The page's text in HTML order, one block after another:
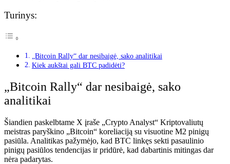
Turinys:
„Bitcoin Rally“ dar nesibaigė, sako analitikai
Kiek aukštai gali BTC padidėti?
„Bitcoin Rally“ dar nesibaigė, sako
analitikai
Šiandien paskelbtame X įraše „Crypto Analyst“ Kriptovaliutų
meistras paryškino „Bitcoin“ koreliaciją su visuotine M2 pinigų
pasiūla. Analitikas pažymėjo, kad BTC linkęs sekti pasaulinio
pinigų pasiūlos tendencijas ir pridūrė, kad dabartinis mitingas dar
nėra padarytas.